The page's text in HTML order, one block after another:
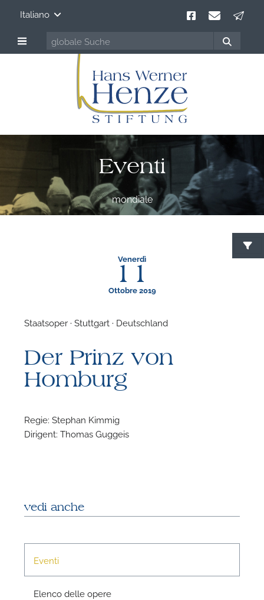
Italiano
Eventi
mondiale
Venerdì
11
Ottobre 2019
Staatsoper · Stuttgart · Deutschland
Der Prinz von
Homburg
Regie: Stephan Kimmig
Dirigent: Thomas Guggeis
vedi anche
Eventi
Elenco delle opere